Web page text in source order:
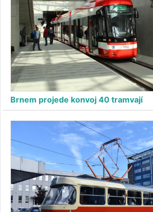
Brnem projede konvoj 40 tramvají